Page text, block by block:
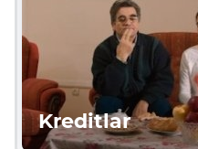
Kreditlar